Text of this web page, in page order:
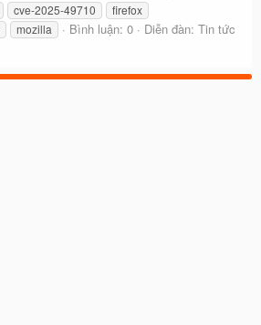
cve-2025-49710
firefox
mozilla Bình luận: 0 Diễn đàn: Tin tức